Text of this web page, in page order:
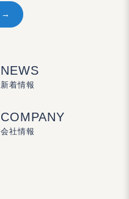
NEWS
新着情報
COMPANY
会社情報